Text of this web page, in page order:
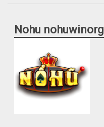
Nohu nohuwinorg